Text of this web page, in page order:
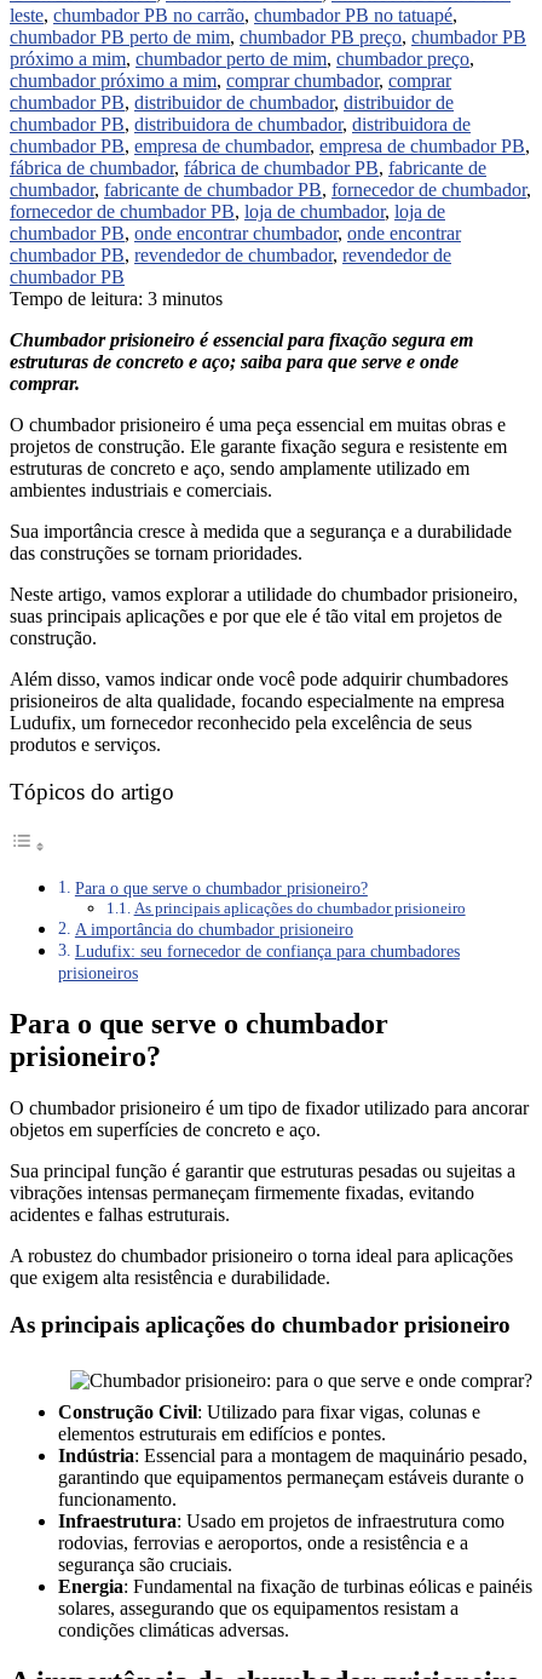
leste, chumbador PB no carrão, chumbador PB no tatuapé,
chumbador PB perto de mim, chumbador PB preço, chumbador PB
próximo a mim, chumbador perto de mim, chumbador preço,
chumbador próximo a mim, comprar chumbador, comprar
chumbador PB, distribuidor de chumbador, distribuidor de
chumbador PB, distribuidora de chumbador, distribuidora de
chumbador PB, empresa de chumbador, empresa de chumbador PB,
fábrica de chumbador, fábrica de chumbador PB, fabricante de
chumbador, fabricante de chumbador PB, fornecedor de chumbador,
fornecedor de chumbador PB, loja de chumbador, loja de
chumbador PB, onde encontrar chumbador, onde encontrar
chumbador PB, revendedor de chumbador, revendedor de
chumbador PB
Tempo de leitura: 3 minutos
Chumbador prisioneiro é essencial para fixação segura em
estruturas de concreto e aço; saiba para que serve e onde
comprar.
O chumbador prisioneiro é uma peça essencial em muitas obras e
projetos de construção. Ele garante fixação segura e resistente em
estruturas de concreto e aço, sendo amplamente utilizado em
ambientes industriais e comerciais.
Sua importância cresce à medida que a segurança e a durabilidade
das construções se tornam prioridades.
Neste artigo, vamos explorar a utilidade do chumbador prisioneiro,
suas principais aplicações e por que ele é tão vital em projetos de
construção.
Além disso, vamos indicar onde você pode adquirir chumbadores
prisioneiros de alta qualidade, focando especialmente na empresa
Ludufix, um fornecedor reconhecido pela excelência de seus
produtos e serviços.
Tópicos do artigo
Para o que serve o chumbador prisioneiro?
As principais aplicações do chumbador prisioneiro
A importância do chumbador prisioneiro
Ludufix: seu fornecedor de confiança para chumbadores
prisioneiros
Para o que serve o chumbador
prisioneiro?
O chumbador prisioneiro é um tipo de fixador utilizado para ancorar
objetos em superfícies de concreto e aço.
Sua principal função é garantir que estruturas pesadas ou sujeitas a
vibrações intensas permaneçam firmemente fixadas, evitando
acidentes e falhas estruturais.
A robustez do chumbador prisioneiro o torna ideal para aplicações
que exigem alta resistência e durabilidade.
As principais aplicações do chumbador prisioneiro
Construção Civil: Utilizado para fixar vigas, colunas e
elementos estruturais em edifícios e pontes.
Indústria: Essencial para a montagem de maquinário pesado,
garantindo que equipamentos permaneçam estáveis durante o
funcionamento.
Infraestrutura: Usado em projetos de infraestrutura como
rodovias, ferrovias e aeroportos, onde a resistência e a
segurança são cruciais.
Energia: Fundamental na fixação de turbinas eólicas e painéis
solares, assegurando que os equipamentos resistam a
condições climáticas adversas.